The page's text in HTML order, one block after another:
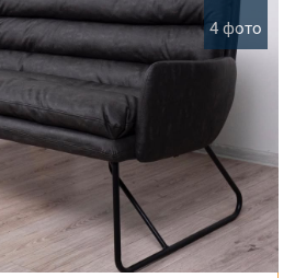
4 фото